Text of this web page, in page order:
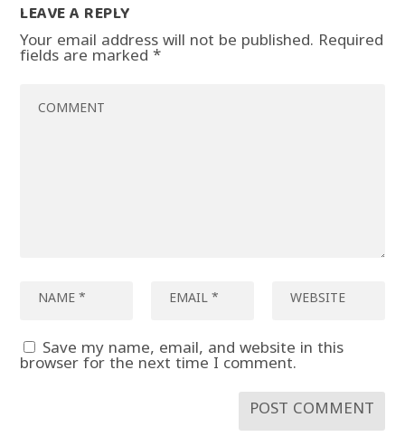
LEAVE A REPLY
Your email address will not be published. Required
fields are marked*
Save my name, email, and website in this
browser for the next time I comment.